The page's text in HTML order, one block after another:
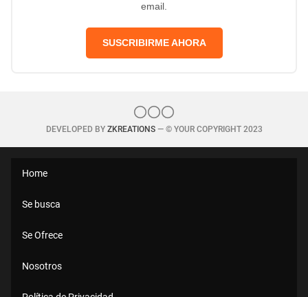
email.
SUSCRIBIRME AHORA
DEVELOPED BY ZKREATIONS— © YOUR COPYRIGHT 2023
Home
Se busca
Se Ofrece
Nosotros